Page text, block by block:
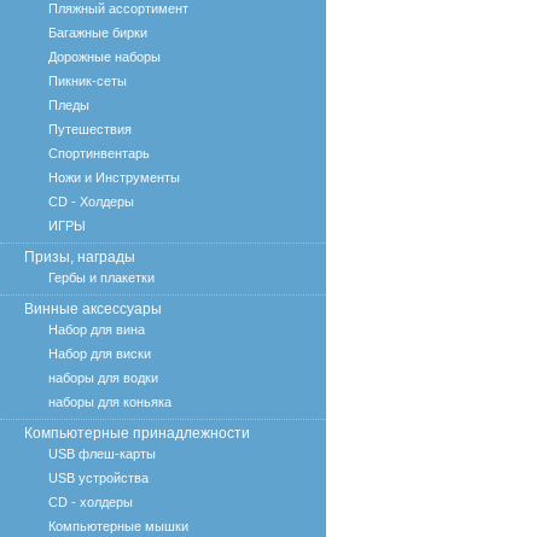
Пляжный ассортимент
Багажные бирки
Дорожные наборы
Пикник-сеты
Пледы
Путешествия
Спортинвентарь
Ножи и Инструменты
CD - Холдеры
ИГРЫ
Призы, награды
Гербы и плакетки
Винные аксессуары
Набор для вина
Набор для виски
наборы для водки
наборы для коньяка
Компьютерные принадлежности
USB флеш-карты
USB устройства
CD - холдеры
Компьютерные мышки